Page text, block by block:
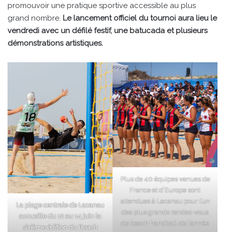
promouvoir une pratique sportive accessible au plus
grand nombre. Le lancement officiel du tournoi aura lieu le
vendredi avec un défilé festif, une batucada et plusieurs
démonstrations artistiques.
La plage centrale de Lacanau
accueille du 12 au 14 juin la
sixième édition du Beach
Plus de 40 équipes venues de
France et d’Europe sont
attendues à Lacanau pour l’un
des plus grands rendez-vous
de beach handball de l’année